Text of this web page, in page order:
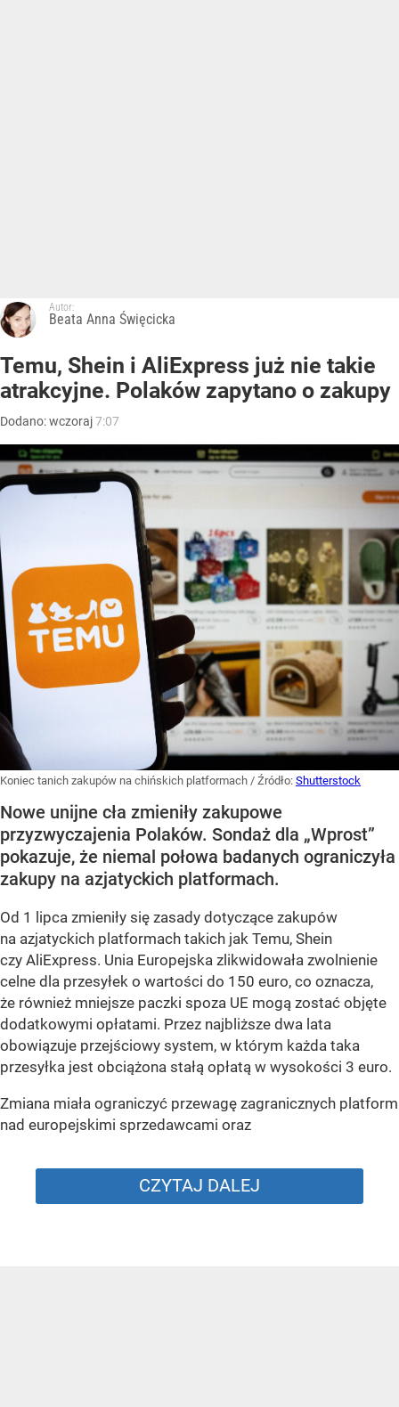
Autor:
Beata Anna Święcicka
Temu, Shein i AliExpress już nie takie
atrakcyjne. Polaków zapytano o zakupy
Dodano:wczoraj7:07
Koniec tanich zakupów na chińskich platformach / Źródło: Shutterstock
Nowe unijne cła zmieniły zakupowe
przyzwyczajenia Polaków. Sondaż dla „Wprost”
pokazuje, że niemal połowa badanych ograniczyła
zakupy na azjatyckich platformach.
Od 1 lipca zmieniły się zasady dotyczące zakupów
na azjatyckich platformach takich jak Temu, Shein
czy AliExpress. Unia Europejska zlikwidowała zwolnienie
celne dla przesyłek o wartości do 150 euro, co oznacza,
że również mniejsze paczki spoza UE mogą zostać objęte
dodatkowymi opłatami. Przez najbliższe dwa lata
obowiązuje przejściowy system, w którym każda taka
przesyłka jest obciążona stałą opłatą w wysokości 3 euro.
Zmiana miała ograniczyć przewagę zagranicznych platform
nad europejskimi sprzedawcami oraz
CZYTAJ DALEJ